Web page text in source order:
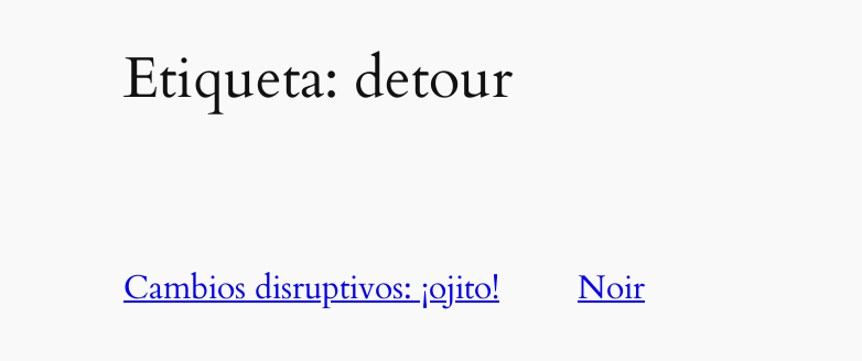
Etiqueta: detour
Cambios disruptivos: ¡ojito! Noir